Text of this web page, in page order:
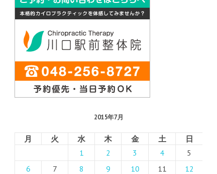
2015年7月
月 火 水 木 金 土 日
1 2 3 4
5
6
7 8 9 10 11
12